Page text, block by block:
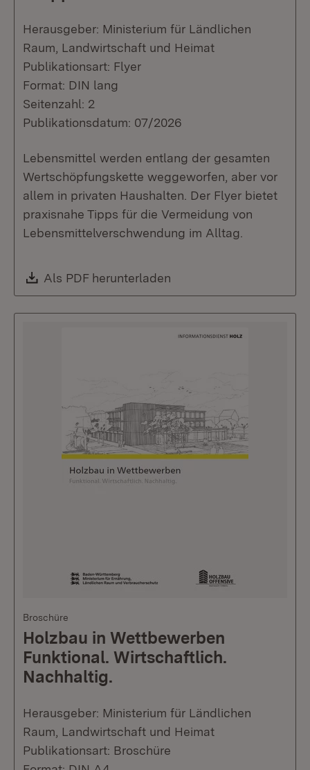
Herausgeber: Ministerium für Ländlichen
Raum, Landwirtschaft und Heimat
Publikationsart: Flyer
Format: DIN lang
Seitenzahl: 2
Publikationsdatum: 07/2026
Lebensmittel werden entlang der gesamten
Wertschöpfungskette weggeworfen, aber vor
allem in privaten Haushalten. Der Flyer bietet
praxisnahe Tipps für die Vermeidung von
Lebensmittelverschwendung im Alltag.
Download:
Als PDF herunterladen
Broschüre
Holzbau in Wettbewerben
Funktional. Wirtschaftlich.
Nachhaltig.
Herausgeber: Ministerium für Ländlichen
Raum, Landwirtschaft und Heimat
Publikationsart: Broschüre